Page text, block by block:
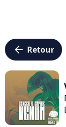
arrow_left Retour